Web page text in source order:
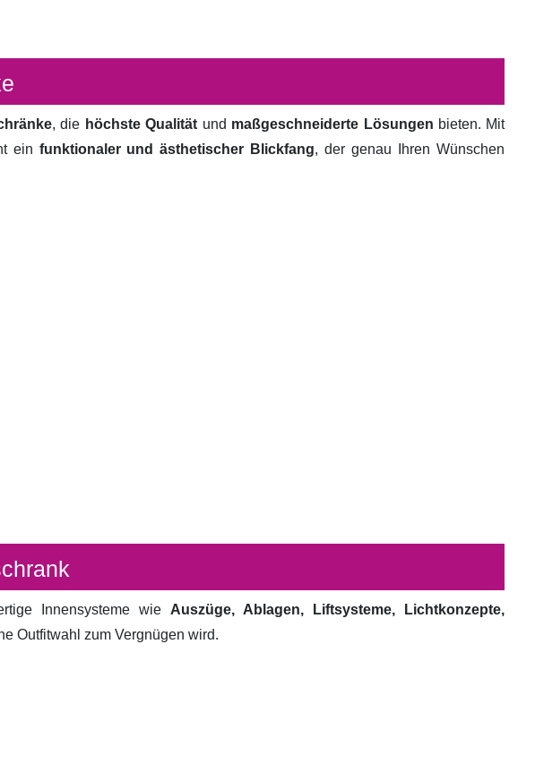
, die höchste Qualität und maßgeschneiderte Lösungen bieten. Mit
ein funktionaler und ästhetischer Blickfang, der genau Ihren Wünschen
Innensysteme wie Auszüge, Ablagen, Liftsysteme, Lichtkonzepte,
Outfitwahl zum Vergnügen wird.